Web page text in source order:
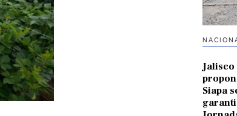
Jalisco
Siapa